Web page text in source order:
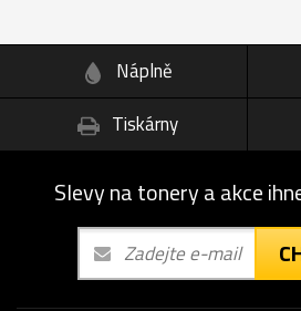
Náplně
Tiskárny
Slevy na tonery a akce